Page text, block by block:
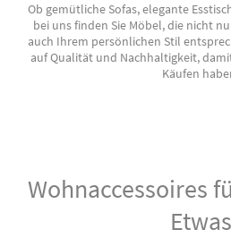
Ob gemütliche Sofas, elegante
bei uns finden Sie Möbel, die nicht
auch Ihrem persönlichen Stil
auf Qualität und Nachhaltigkeit,
Käufen
Wohnaccessoires
Etwas